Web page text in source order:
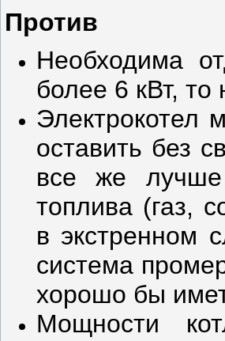
Против
Необходима
более 6 кВт, то
Электрокотел
оставить без
все же лучше
топлива (газ,
в экстренном
система
хорошо бы
Мощности